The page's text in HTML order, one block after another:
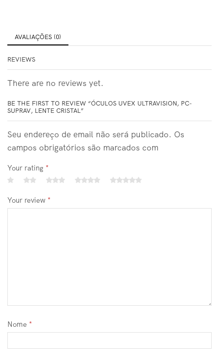
AVALIAÇÕES (0)
REVIEWS
There are no reviews yet.
BE THE FIRST TO REVIEW “ÓCULOS UVEX ULTRAVISION, PC-
SUPRAV, LENTE CRISTAL”
Seu endereço de email não será publicado. Os
campos obrigatórios são marcados com
Your rating *
Your review *
Nome *